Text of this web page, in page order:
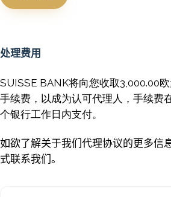
处理费用
SUISSE BANK将向您收取3,000.00
手续费，以成为认可代理人，手续费
个银行工作日内支付。
如欲了解关于我们代理协议的更多信
式联系我们。